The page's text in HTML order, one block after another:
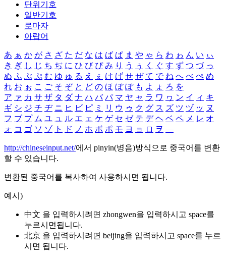
단위기호
일반기호
로마자
아랍어
あ ぁ か が さ ざ た だ な は ば ぱ ま や ゃ ら わ ゎ ん い ぃ
き ぎ し じ ち ぢ に ひ び ぴ み り う ぅ く ぐ す ず つ づ っ
ぬ ふ ぶ ぷ む ゆ ゅ る え ぇ け げ せ ぜ て で ね へ べ ぺ め
れ お ぉ こ ご そ ぞ と ど の ほ ぼ ぽ も よ ょ ろ を
ア ァ カ サ ザ タ ダ ナ ハ バ パ マ ヤ ャ ラ ワ ヮ ン イ ィ キ
ギ シ ジ チ ヂ ニ ヒ ビ ピ ミ リ ウ ゥ ク グ ス ズ ツ ヅ ッ ヌ
フ ブ プ ム ユ ュ ル エ ェ ケ ゲ セ ゼ テ デ ヘ ベ ペ メ レ オ
ォ コ ゴ ソ ゾ ト ド ノ ホ ボ ポ モ ヨ ョ ロ ヲ ―
http://chineseinput.net/에서 pinyin(병음)방식으로 중국어를 변환
할 수 있습니다.
변환된 중국어를 복사하여 사용하시면 됩니다.
예시)
中文 을 입력하시려면 zhongwen을 입력하시고 space를
누르시면됩니다.
北京 을 입력하시려면 beijing을 입력하시고 space를 누르
시면 됩니다.